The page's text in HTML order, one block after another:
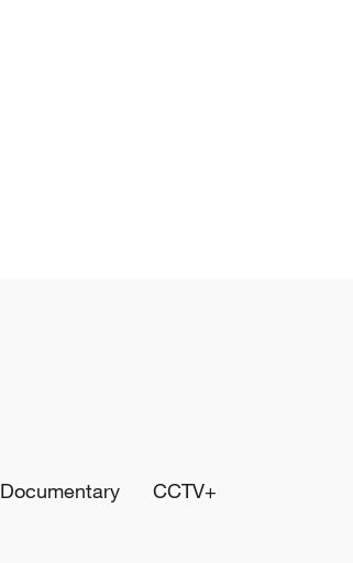
Documentary CCTV+